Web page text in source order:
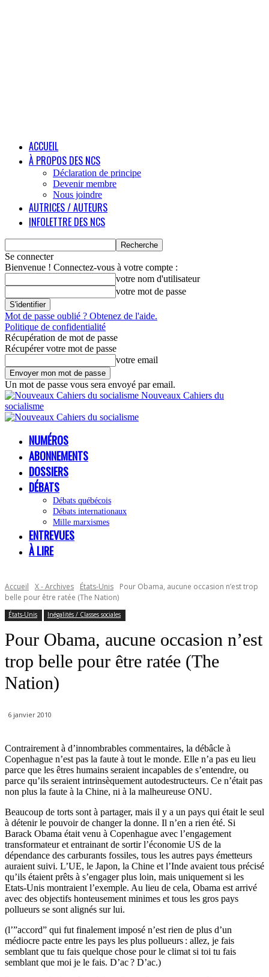
ACCUEIL
À PROPOS DES NCS
Déclaration de principe
Devenir membre
Nous joindre
AUTRICES / AUTEURS
INFOLETTRE DES NCS
Se connecter
Bienvenue ! Connectez-vous à votre compte :
votre nom d'utilisateur
votre mot de passe
Mot de passe oublié ? Obtenez de l'aide.
Politique de confidentialité
Récupération de mot de passe
Récupérer votre mot de passe
votre email
Un mot de passe vous sera envoyé par email.
Nouveaux Cahiers du
socialisme
NUMÉROS
ABONNEMENTS
DOSSIERS
DÉBATS
Débats québécois
Débats internationaux
Mille marxismes
ENTREVUES
À LIRE
Accueil X - Archives États-Unis
Pour Obama, aucune occasion n’est trop
belle pour être ratée (The Nation)
États-Unis Inégalités / Classes sociales
Pour Obama, aucune occasion n’est
trop belle pour être ratée (The
Nation)
6 janvier 2010
Contrairement à d’innombrables commentaires, la débâcle à
Copenhague n’est pas la faute à tout le monde. Elle n’a pas eu lieu
parce que les êtres humains seraient incapables de s’entendre, ou
parce qu’ils seraient intrinsèquement autodestructeurs. Ce n’était pas
non plus la faute à la Chine, ni à la malheureuse ONU.
Beaucoup de torts sont à partager, mais il y a un pays qui était le seul
à détenir le pouvoir de changer la donne. Il n’en a rien été. Si
Barack Obama était venu à Copenhague avec l’engagement
transformateur et entrainant de sortir l’économie US de la
dépendance des carburants fossiles, tous les autres pays émetteurs
auraient suivi. L’UE, le Japon, la Chine et l’Inde avaient tous précisé
qu’ils étaient prêts à s’engager plus loin, mais uniquement si les
Etats-Unis montraient l’exemple. Au lieu de cela, Obama est arrivé
avec des objectifs honteusement minimes et tous les gros pays
pollueurs se sont alignés sur lui.
(l’”accord” qui fut finalement imposé n’est rien de plus d’un
médiocre pacte entre les pays les plus pollueurs : allez, je fais
semblant que tu fais quelque chose pour le climat si toi tu fais
semblant que moi je le fais. D’ac ? D’ac.)